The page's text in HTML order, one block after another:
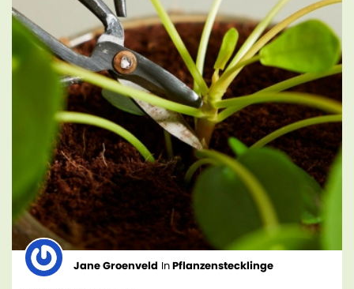
Jane Groenveld InPflanzenstecklinge